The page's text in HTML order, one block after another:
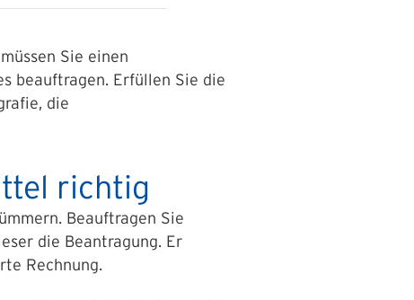
Sie einen
beauftragen. Erfüllen Sie die
die
richtig
Beauftragen Sie
die Beantragung. Er
Rechnung.